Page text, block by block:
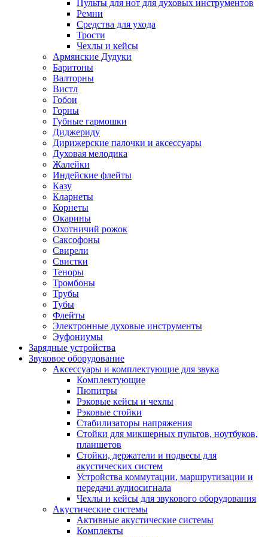
Пульты для нот для духовых инструментов
Ремни
Средства для ухода
Трости
Чехлы и кейсы
Армянские Дудуки
Баритоны
Валторны
Вистл
Гобои
Горны
Губные гармошки
Диджериду
Дирижерские палочки и аксессуары
Духовая мелодика
Жалейки
Индейские флейты
Казу
Кларнеты
Корнеты
Окарины
Охотничий рожок
Саксофоны
Свирели
Свистки
Теноры
Тромбоны
Трубы
Тубы
Флейты
Электронные духовые инструменты
Эуфониумы
Зарядные устройства
Звуковое оборудование
Аксессуары и комплектующие для звука
Комплектующие
Пюпитры
Рэковые кейсы и чехлы
Рэковые стойки
Стабилизаторы напряжения
Стойки для микшерных пультов, ноутбуков,
планшетов
Стойки, держатели и подвесы для
акустических систем
Устройства коммутации, маршрутизации и
передачи аудиосигнала
Чехлы и кейсы для звукового оборудования
Акустические системы
Активные акустические системы
Комплекты